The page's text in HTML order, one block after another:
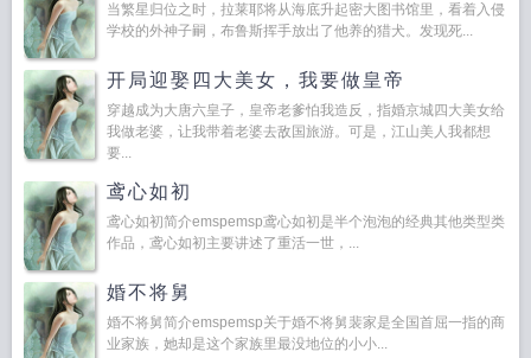
当繁星归位之时，拉莱耶将从海底升起密大图书馆里，看着入侵
学校的外神子嗣，布鲁斯挥手放出了他养的猎犬。发现死...
开局迎娶四大美女，我要做皇帝
穿越成为大唐六皇子，皇帝老爹怕我造反，指婚京城四大美女给
我做老婆，让我带着老婆去敌国旅游。可是，江山美人我都想
要...
鸢心如初
鸢心如初简介emspemsp鸢心如初是半个泡泡的经典其他类型类
作品，鸢心如初主要讲述了重活一世，...
婚不将舅
婚不将舅简介emspemsp关于婚不将舅裴家是全国首屈一指的商
业家族，她却是这个家族里最没地位的小小...